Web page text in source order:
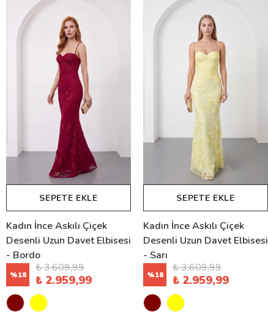
SEPETE EKLE
Kadın İnce Askılı Çiçek
Desenli Uzun Davet Elbisesi
- Bordo
%18
₺ 3.609,99
₺ 2.959,99
SEPETE EKLE
Kadın İnce Askılı Çiçek
Desenli Uzun Davet Elbisesi
- Sarı
%18
₺ 3.609,99
₺ 2.959,99